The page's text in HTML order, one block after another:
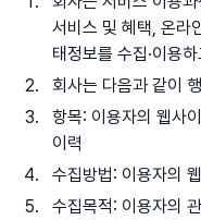
서비스 및 혜택, 온라
태정보를 수집·이용
회사는 다음과 같이
항목: 이용자의 웹사
이력
수집방법: 이용자의
수집목적: 이용자의